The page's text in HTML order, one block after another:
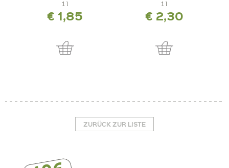
1 l
€ 1,85
1 l
€ 2,30
ZURÜCK ZUR LISTE